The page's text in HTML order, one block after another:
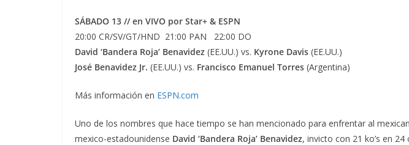
SÁBADO 13 // en VIVO por Star+ & ESPN
20:00 CR/SV/GT/HND 21:00 PAN 22:00 DO
David ‘Bandera Roja’ Benavidez (EE.UU.) vs. Kyrone Davis (EE.UU.)
José Benavidez Jr. (EE.UU.) vs. Francisco Emanuel Torres (Argentina)
Más información en ESPN.com
Uno de los nombres que hace tiempo se han mencionado para enfrentar al
mexico-estadounidense David ‘Bandera Roja’ Benavidez, invicto con 21 ko’s en